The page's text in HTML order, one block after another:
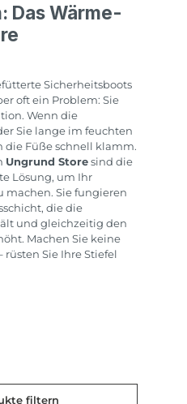
Das Wärme-
Sicherheitsboots
oft ein Problem: Sie
Wenn die
Sie lange im feuchten
die Füße schnell klamm.
Ungrund Store sind die
Lösung, um Ihr
machen. Sie fungieren
die die
und gleichzeitig den
Machen Sie keine
rüsten Sie Ihre Stiefel
filtern